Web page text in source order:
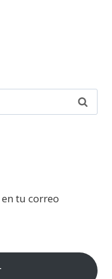
tu correo